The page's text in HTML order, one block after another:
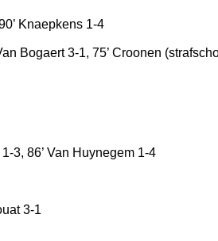
Knaepkens 1-4
Bogaert 3-1, 75’ Croonen
3, 86’ Van Huynegem 1-4
3-1